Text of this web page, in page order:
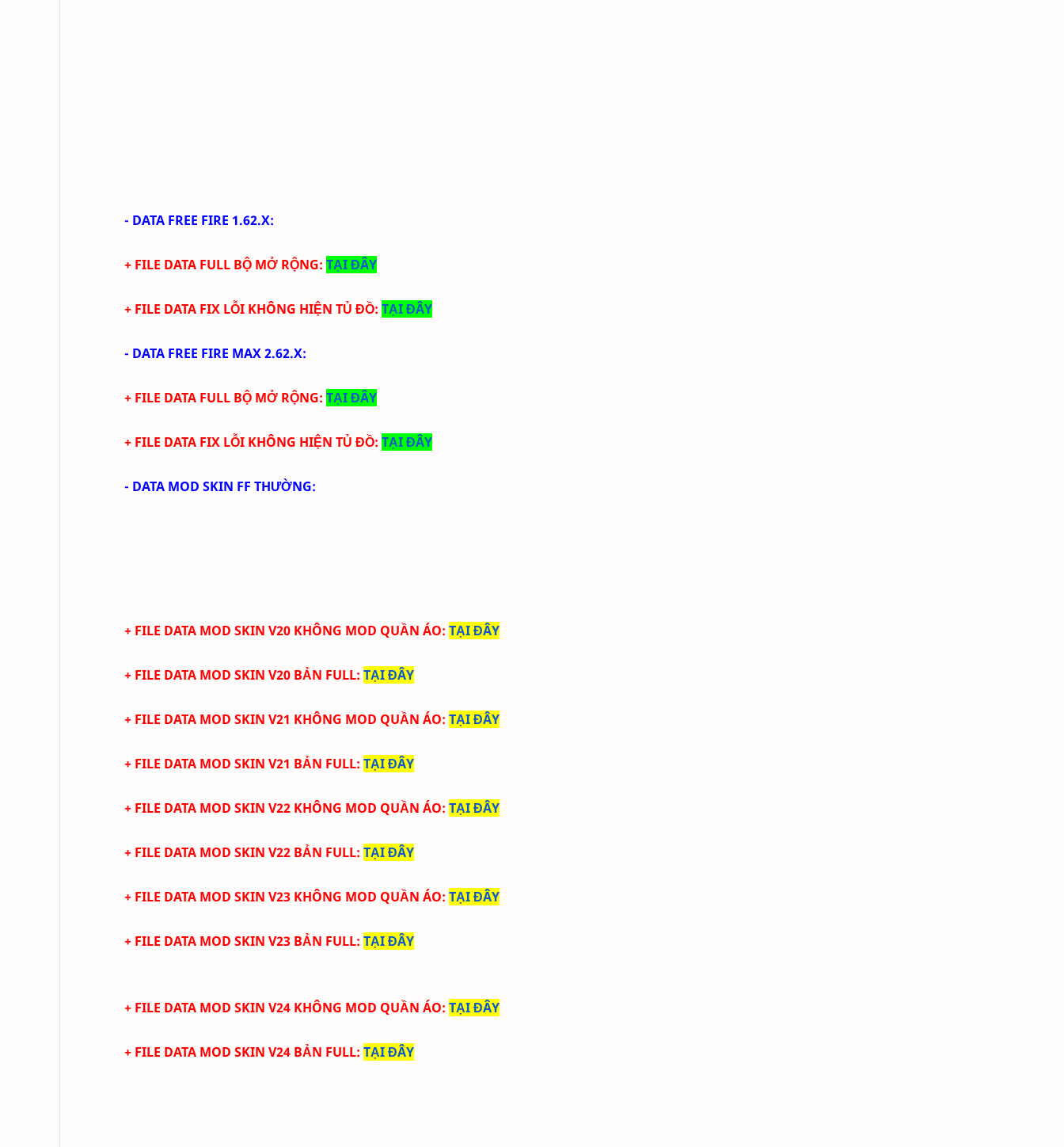
- DATA FREE FIRE 1.62.X:
+ FILE DATA FULL BỘ MỞ RỘNG: TẠI ĐÂY
+ FILE DATA FIX LỖI KHÔNG HIỆN TỦ ĐỒ: TẠI ĐÂY
- DATA FREE FIRE MAX 2.62.X:
+ FILE DATA FULL BỘ MỞ RỘNG: TẠI ĐÂY
+ FILE DATA FIX LỖI KHÔNG HIỆN TỦ ĐỒ: TẠI ĐÂY
- DATA MOD SKIN FF THƯỜNG:
+ FILE DATA MOD SKIN V20 KHÔNG MOD QUẦN ÁO: TẠI ĐÂY
+ FILE DATA MOD SKIN V20 BẢN FULL: TẠI ĐÂY
+ FILE DATA MOD SKIN V21 KHÔNG MOD QUẦN ÁO: TẠI ĐÂY
+ FILE DATA MOD SKIN V21 BẢN FULL: TẠI ĐÂY
+ FILE DATA MOD SKIN V22 KHÔNG MOD QUẦN ÁO: TẠI ĐÂY
+ FILE DATA MOD SKIN V22 BẢN FULL: TẠI ĐÂY
+ FILE DATA MOD SKIN V23 KHÔNG MOD QUẦN ÁO: TẠI ĐÂY
+ FILE DATA MOD SKIN V23 BẢN FULL: TẠI ĐÂY
+ FILE DATA MOD SKIN V24 KHÔNG MOD QUẦN ÁO: TẠI ĐÂY
+ FILE DATA MOD SKIN V24 BẢN FULL: TẠI ĐÂY